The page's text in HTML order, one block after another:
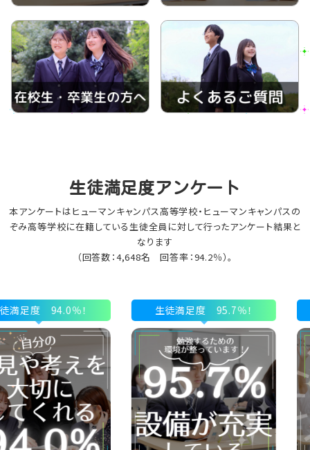
生徒満足度アンケート
本アンケートはヒューマンキャンパス高等学校・ヒューマンキャンパスの
ぞみ高等学校に在籍している生徒全員に対して行ったアンケート結果と
なります
（回答数：4,648名 回答率：94.2％）。
％！ 生徒満足度 95.7％！